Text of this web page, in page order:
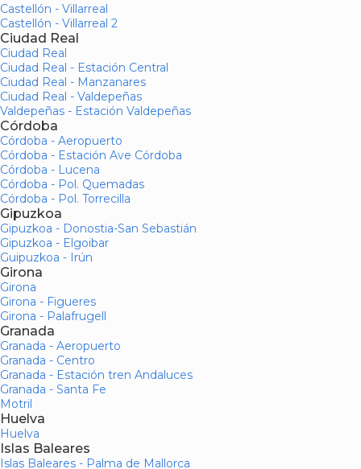
Castellón - Villarreal
Castellón - Villarreal 2
Ciudad Real
Ciudad Real
Ciudad Real - Estación Central
Ciudad Real - Manzanares
Ciudad Real - Valdepeñas
Valdepeñas - Estación Valdepeñas
Córdoba
Córdoba - Aeropuerto
Córdoba - Estación Ave Córdoba
Córdoba - Lucena
Córdoba - Pol. Quemadas
Córdoba - Pol. Torrecilla
Gipuzkoa
Gipuzkoa - Donostia-San Sebastián
Gipuzkoa - Elgoibar
Guipuzkoa - Irún
Girona
Girona
Girona - Figueres
Girona - Palafrugell
Granada
Granada - Aeropuerto
Granada - Centro
Granada - Estación tren Andaluces
Granada - Santa Fe
Motril
Huelva
Huelva
Islas Baleares
Islas Baleares - Palma de Mallorca